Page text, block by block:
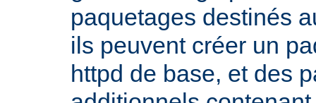
paquetages destinés
ils peuvent créer un
httpd de base, et des